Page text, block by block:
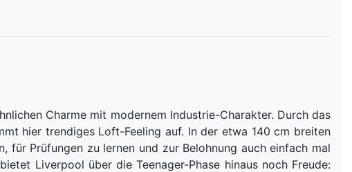
Charme mit modernem Industrie-Charakter. Durch das
hier trendiges Loft-Feeling auf. In der etwa 140 cm breiten
für Prüfungen zu lernen und zur Belohnung auch einfach mal
Liverpool über die Teenager-Phase hinaus noch Freude: